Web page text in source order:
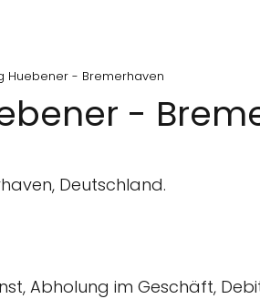
Huebener - Bremerhaven
-
Deutschland.
Abholung im Geschäft,